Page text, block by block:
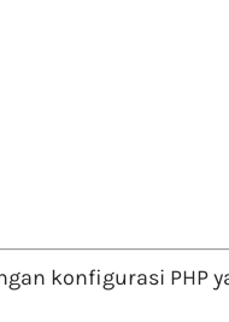
konfigurasi PHP